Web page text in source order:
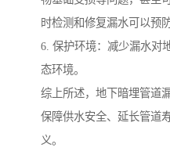
时检测和修复漏水可以预
6. 保护环境：减少漏水对
态环境。
综上所述，地下暗埋管道
保障供水安全、延长管道
义。